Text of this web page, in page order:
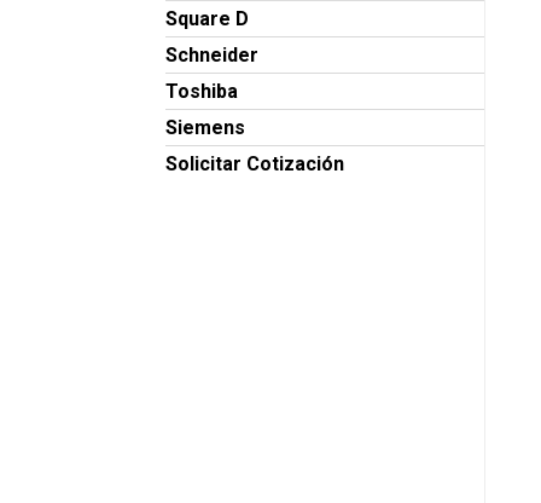
Square D
Schneider
Toshiba
Siemens
Solicitar Cotización